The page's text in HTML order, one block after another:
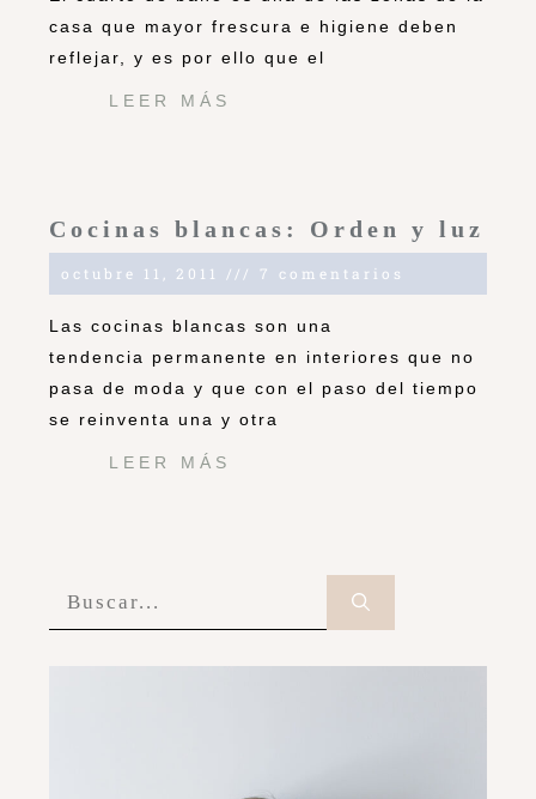
casa que mayor frescura e higiene deben
reflejar, y es por ello que el
LEER MÁS
Cocinas blancas: Orden y luz
octubre 11, 2011 7 comentarios
Las cocinas blancas son una
tendencia permanente en interiores que no
pasa de moda y que con el paso del tiempo
se reinventa una y otra
LEER MÁS